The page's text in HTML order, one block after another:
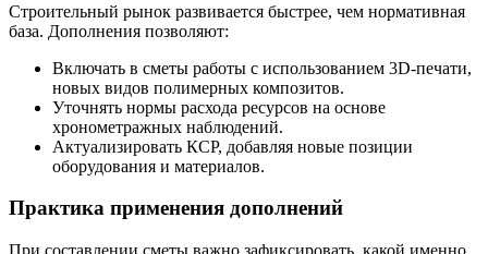
Строительный рынок развивается быстрее, чем нормативная
база. Дополнения позволяют:
Включать в сметы работы с использованием 3D-печати,
новых видов полимерных композитов.
Уточнять нормы расхода ресурсов на основе
хронометражных наблюдений.
Актуализировать КСР, добавляя новые позиции
оборудования и материалов.
Практика применения дополнений